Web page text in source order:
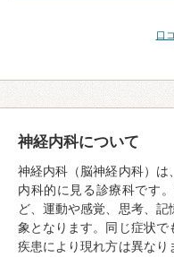
口
神経内科について
神経内科（脳神経内科）は
内科的に見る診療科です
ど、運動や感覚、思考、
象となります。同じ症状で
疾患により現れ方は異な